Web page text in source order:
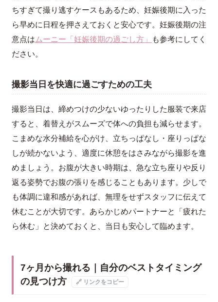
ちすぎて撮り逃すケースもあるため、妊娠後期に入った
ら早めに日程を押さえておくと安心です。妊娠後期の注
意点はムーニー「妊娠後期の過ごし方」 も参考にしてく
ださい。
撮影当日を快適に過ごすための工夫
撮影当日は、締めつけの少ないゆったりした服装で来店
すると、着替えがスムーズで体への負担も減らせます。
こまめな水分補給を心がけ、立ちっぱなし・座りっぱな
しが続かないよう、適度に休憩をはさみながら撮影を進
めましょう。お腹が大きい時期は、急な立ち座りや反り
返る姿勢でお腹の張りを感じることもあります。少しで
も体調に違和感があれば、無理をせずスタッフに伝えて
休むことが大切です。あらかじめパートナーと「疲れた
ら休む」と決めておくと、当日も安心して臨めます。
7ヶ月から撮れる｜自分のベストタイミング
の見つけ方
🔗 リンクをコピー